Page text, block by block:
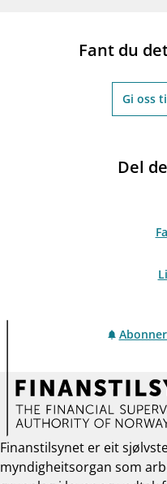
Fant du
Gi oss
Del
Finanstilsynet er eit
myndigheitsorgan som